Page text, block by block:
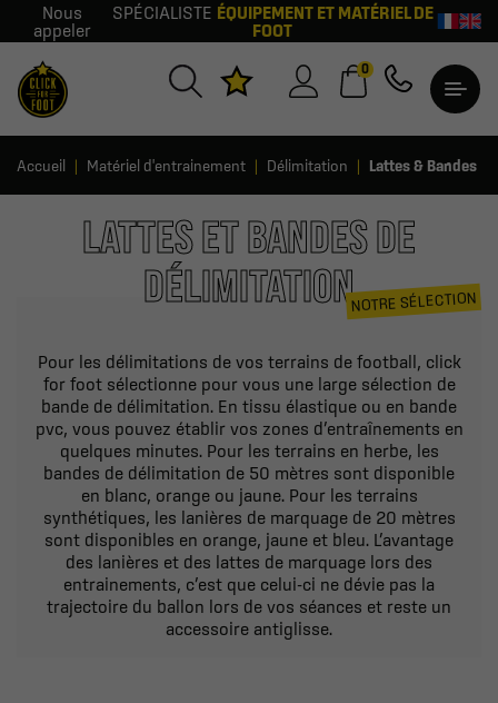
Nous
appeler
SPÉCIALISTE ÉQUIPEMENT ET MATÉRIEL DE
FOOT
0
Accueil Matériel d'entrainement Délimitation Lattes & Bandes
LATTES ET BANDES DE
DÉLIMITATIONNOTRE SÉLECTION
Pour les délimitations de vos terrains de football, click
for foot sélectionne pour vous une large sélection de
bande de délimitation. En tissu élastique ou en bande
pvc, vous pouvez établir vos zones d’entraînements en
quelques minutes. Pour les terrains en herbe, les
bandes de délimitation de 50 mètres sont disponible
en blanc, orange ou jaune. Pour les terrains
synthétiques, les lanières de marquage de 20 mètres
sont disponibles en orange, jaune et bleu. L’avantage
des lanières et des lattes de marquage lors des
entrainements, c’est que celui-ci ne dévie pas la
trajectoire du ballon lors de vos séances et reste un
accessoire antiglisse.